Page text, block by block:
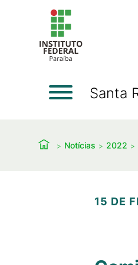
Santa
Notícias 2022
15 DE